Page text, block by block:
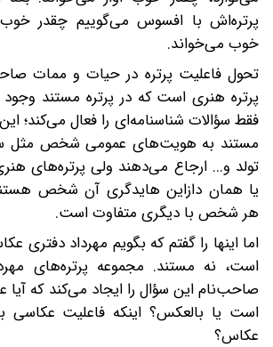
پرتره‌اش با افسوس می‌گوییم چقدر
خوب می‌خواند.
تحول فاعلیت پرتره در حیات و ممات
پرتره هنری است که در پرتره مستند وجود
فقط سؤالات شناسنامه‌ای را فعال می‌کند؛
مستند به هویت‌های عمومی شخص
تولد و... ارجاع می‌دهند ولی پرتره‌های
یا همان دازاین هایدگری آن شخص
هر شخص با دیگری متفاوت است.
اما اینها را گفتم که بگویم مهرداد دفتری
است، نه مستند. مجموعه پرتره‌های
صاحب‌نام این سؤال را ایجاد می‌کند که
است یا بالعکس؟ اینکه فاعلیت عکاسی
عکاس؟